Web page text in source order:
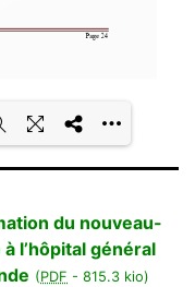
du nouveau-
l’hôpital général
(PDF - 815.3 kio)